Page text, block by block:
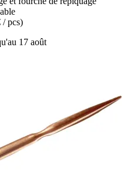
/ pcs)
17 août